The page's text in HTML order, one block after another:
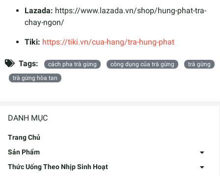
DANH MỤC
Trang Chủ
Sản Phẩm
Thức Uống Theo Nhịp Sinh Hoạt
Lazada: https://www.lazada.vn/shop/hung-phat-tra-
chay-ngon/
Tiki: https://tiki.vn/cua-hang/tra-hung-phat
Tags: cách pha trà gừng công dụng của trà gừng
trà gừng
trà gừng hòa tan